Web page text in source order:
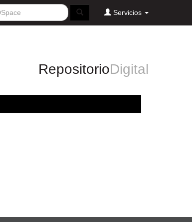
Servicios
RepositorioDigital